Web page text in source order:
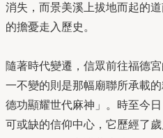
消失，而景美溪上拔地而起的
的擔憂走入歷史。
隨著時代變遷，信眾前往福德
一不變的則是那幅廟聯所承載
德功顯耀世代麻神」。時至今
可或缺的信仰中心，它歷經了